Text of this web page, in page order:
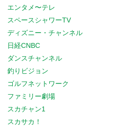
エンタメ〜テレ
スペースシャワーTV
ディズニー・チャンネル
日経CNBC
ダンスチャンネル
釣りビジョン
ゴルフネットワーク
ファミリー劇場
スカチャン1
スカサカ！